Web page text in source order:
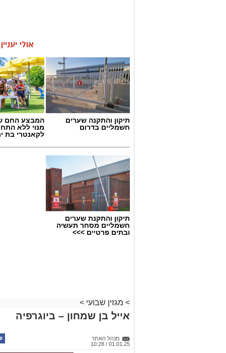
אולי
תיקון והתקנה שערים
חשמליים בדרום
המבצע החם
מנוי ללא
לקאנטרי בת
תיקון והתקנת שערים
חשמליים מסחר תעשיה
ובתים פרטיים >>>
> מגזין שבועי >
אייל בן שמחון – ביוגרפיה
מנהל האתר
01.01.25 / 10:28